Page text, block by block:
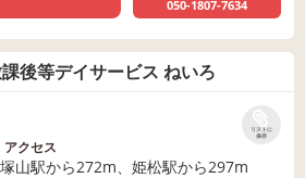
050-1807-7634
後等デイサービス ねいろ
リストに
保存
アクセス
山駅から272m、姫松駅から297m